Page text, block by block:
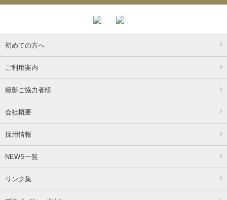
初めての方へ
ご利用案内
撮影ご協力者様
会社概要
採用情報
NEWS一覧
リンク集